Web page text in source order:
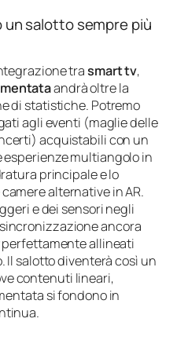
salotto sempre più
trasmart tv,
andrà oltre la
di statistiche. Potremo
agli eventi (maglie delle
acquistabili con un
multiangolo in
principale e lo
alternative in AR.
e dei sensori negli
ancora
perfettamente allineati
Il salotto diventerà così un
contenuti lineari,
si fondono in